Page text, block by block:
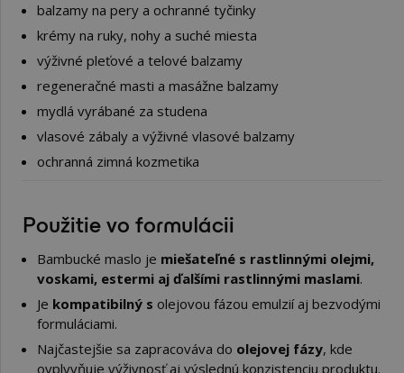
balzamy na pery a ochranné tyčinky
krémy na ruky, nohy a suché miesta
výživné pleťové a telové balzamy
regeneračné masti a masážne balzamy
mydlá vyrábané za studena
vlasové zábaly a výživné vlasové balzamy
ochranná zimná kozmetika
Použitie vo formulácii
Bambucké maslo je miešateľné s rastlinnými olejmi,
voskami, estermi aj ďalšími rastlinnými maslami.
Je kompatibilný s olejovou fázou emulzií aj bezvodými
formuláciami.
Najčastejšie sa zapracováva do olejovej fázy, kde
ovplyvňuje výživnosť aj výslednú konzistenciu produktu.